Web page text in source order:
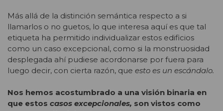
Más allá de la distinción semántica respecto a si
llamarlos o no guetos, lo que interesa aquí es que tal
etiqueta ha permitido individualizar estos edificios
como un caso excepcional, como si la monstruosidad
desplegada ahí pudiese acordonarse por fuera para
luego decir, con cierta razón, que esto es un escándalo.
Nos hemos acostumbrado a una visión binaria en
que estos casos excepcionales, son vistos como